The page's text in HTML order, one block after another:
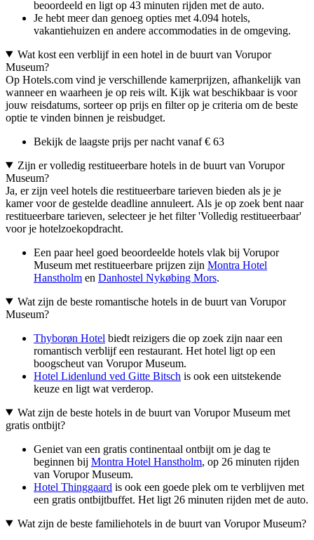
beoordeeld en ligt op 43 minuten rijden met de auto.
Je hebt meer dan genoeg opties met 4.094 hotels,
vakantiehuizen en andere accommodaties in de omgeving.
Wat kost een verblijf in een hotel in de buurt van Vorupor
Museum?
Op Hotels.com vind je verschillende kamerprijzen, afhankelijk van
wanneer en waarheen je op reis wilt. Kijk wat beschikbaar is voor
jouw reisdatums, sorteer op prijs en filter op je criteria om de beste
optie te vinden binnen je reisbudget.
Bekijk de laagste prijs per nacht vanaf € 63
Zijn er volledig restitueerbare hotels in de buurt van Vorupor
Museum?
Ja, er zijn veel hotels die restitueerbare tarieven bieden als je je
kamer voor de gestelde deadline annuleert. Als je op zoek bent naar
restitueerbare tarieven, selecteer je het filter 'Volledig restitueerbaar'
voor je hotelzoekopdracht.
Een paar heel goed beoordeelde hotels vlak bij Vorupor
Museum met restitueerbare prijzen zijn Montra Hotel
Hanstholm en Danhostel Nykøbing Mors.
Wat zijn de beste romantische hotels in de buurt van Vorupor
Museum?
Thyborøn Hotel biedt reizigers die op zoek zijn naar een
romantisch verblijf een restaurant. Het hotel ligt op een
boogscheut van Vorupor Museum.
Hotel Lidenlund ved Gitte Bitsch is ook een uitstekende
keuze en ligt wat verderop.
Wat zijn de beste hotels in de buurt van Vorupor Museum met
gratis ontbijt?
Geniet van een gratis continentaal ontbijt om je dag te
beginnen bij Montra Hotel Hanstholm, op 26 minuten rijden
van Vorupor Museum.
Hotel Thinggaard is ook een goede plek om te verblijven met
een gratis ontbijtbuffet. Het ligt 26 minuten rijden met de auto.
Wat zijn de beste familiehotels in de buurt van Vorupor Museum?